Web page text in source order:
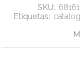
SKU:
Etiquetas: